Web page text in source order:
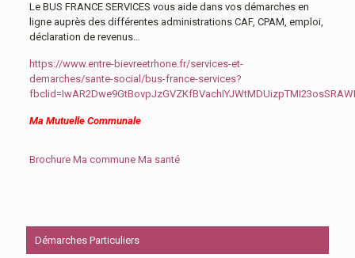
Le BUS FRANCE SERVICES vous aide dans vos démarches en
ligne auprès des différentes administrations CAF, CPAM, emploi,
déclaration de revenus…
https://www.entre-bievreetrhone.fr/services-et-
demarches/sante-social/bus-france-services?
Ma Mutuelle Communale
Brochure Ma commune Ma santé
Démarches Particuliers